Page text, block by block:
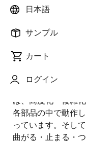
日本語
サンプル
カート
ログイン
公開日:2021年12月
は、高度化・複雑
各部品の中で動作
っています。そし
曲がる・止まる・